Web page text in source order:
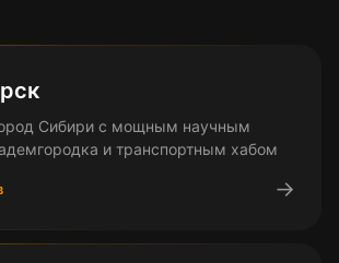
Сибири с мощным научным
и транспортным хабом
→